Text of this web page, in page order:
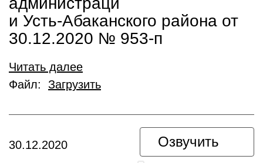
и Усть-Абаканского района от
30.12.2020 № 953-п
Читать далее
Файл: Загрузить
Озвучить
30.12.2020